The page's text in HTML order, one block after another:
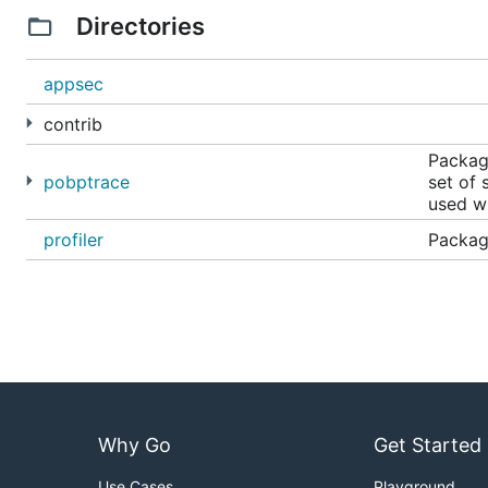
Укажите следующие пременные окружения:
POBP_AGENT_HOST="proto-backend" - Адрес Proto
POBP_TRACE_AGENT_PORT="9080"
- Имя сервиса
Directories
appsec
contrib
pobptrace
set of
used
profiler
Why Go Get Started